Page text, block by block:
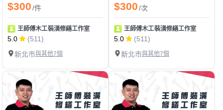
$300/件
王師傅木工裝潢修繕工作室
5.0
(511)
新北市與其他7個
$300/次
王師傅木工裝潢修繕工作室
5.0
(511)
新北市與其他7個